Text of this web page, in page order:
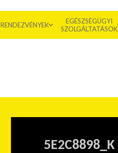
RENDEZVÉNYEK
EGÉSZSÉGÜGYI
SZOLGÁLTATÁSOK
5E2C8898_K